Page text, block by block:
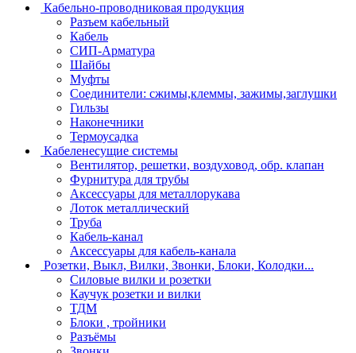
Кабельно-проводниковая продукция
Разъем кабельный
Кабель
СИП-Арматура
Шайбы
Муфты
Соединители: сжимы,клеммы, зажимы,заглушки
Гильзы
Наконечники
Термоусадка
Кабеленесущие системы
Вентилятор, решетки, воздуховод, обр. клапан
Фурнитура для трубы
Аксессуары для металлорукава
Лоток металлический
Труба
Кабель-канал
Аксессуары для кабель-канала
Розетки, Выкл, Вилки, Звонки, Блоки, Колодки...
Силовые вилки и розетки
Каучук розетки и вилки
ТДМ
Блоки , тройники
Разъёмы